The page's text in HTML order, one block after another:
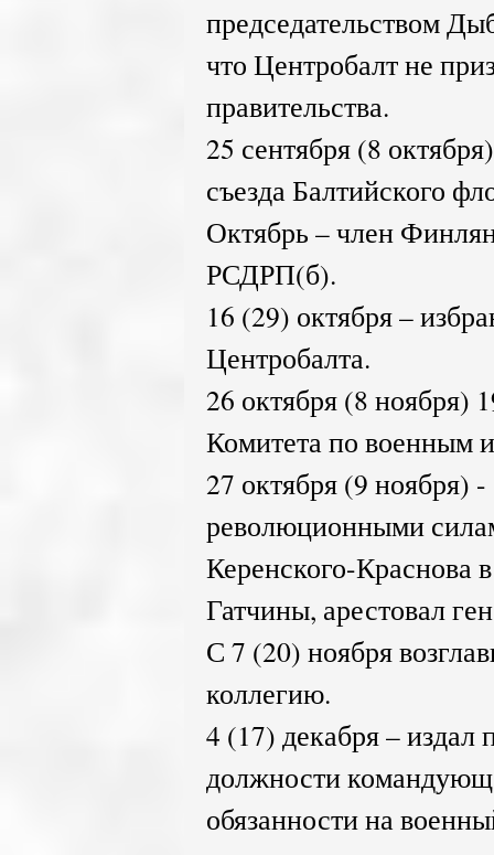
председательством
что Центробалт не
правительства.
25 сентября (8
съезда Балтийского
Октябрь – член
РСДРП(б).
16 (29) октября –
Центробалта.
26 октября (8 ноября)
Комитета по военным
27 октября (9 ноября)
революционными
Керенского-Краснова
Гатчины, арестовал
С 7 (20) ноября
коллегию.
4 (17) декабря – издал
должности
обязанности на